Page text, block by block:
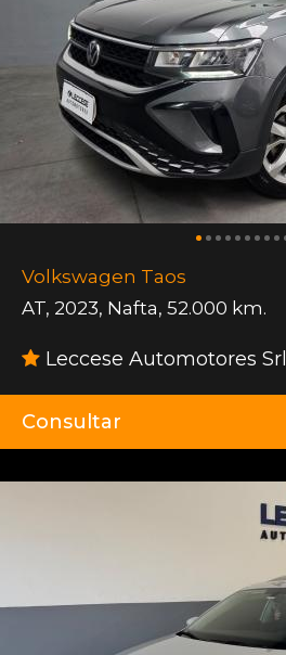
Volkswagen Taos
AT, 2023, Nafta, 52.000 km.
Leccese Automotores Srl
Consultar